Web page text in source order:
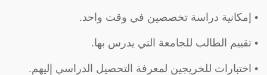
• إمكانية دراسة تخصصين في وقت واحد.
• تقييم الطالب للجامعة التي يدرس بها.
• اختبارات للخريجين لمعرفة التحصيل الدراسي إليهم.